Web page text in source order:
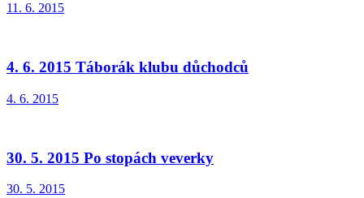
11. 6. 2015
4. 6. 2015 Táborák klubu důchodců
4. 6. 2015
30. 5. 2015 Po stopách veverky
30. 5. 2015